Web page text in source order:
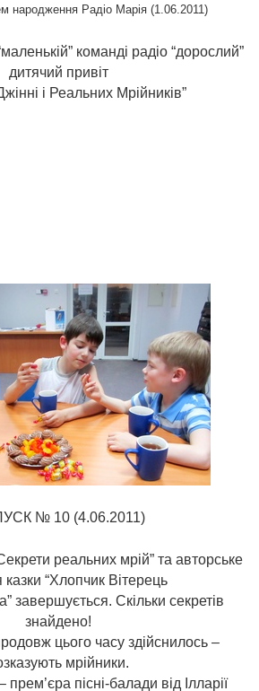
народження Радіо Марія (1.06.2011)
команді радіо “дорослий”
дитячий привіт
і Реальних Мрійників”
№ 10 (4.06.2011)
реальних мрій” та авторське
казки “Хлопчик Вітерець
завершується. Скільки секретів
знайдено!
цього часу здійснилось –
мрійники.
пісні-балади від Ілларії